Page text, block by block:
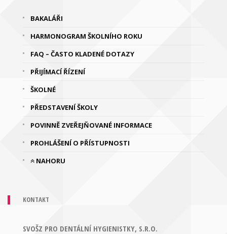
BAKALÁŘI
HARMONOGRAM ŠKOLNÍHO ROKU
FAQ – ČASTO KLADENÉ DOTAZY
PŘIJÍMACÍ ŘÍZENÍ
ŠKOLNÉ
PŘEDSTAVENÍ ŠKOLY
POVINNĚ ZVEŘEJŇOVANÉ INFORMACE
PROHLÁŠENÍ O PŘÍSTUPNOSTI
NAHORU
KONTAKT
SVOŠZ PRO DENTÁLNÍ HYGIENISTKY, S.R.O.